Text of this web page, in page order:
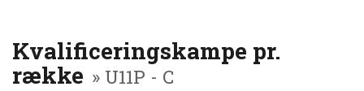
Kvalificeringskampe pr.
række » U11P - C